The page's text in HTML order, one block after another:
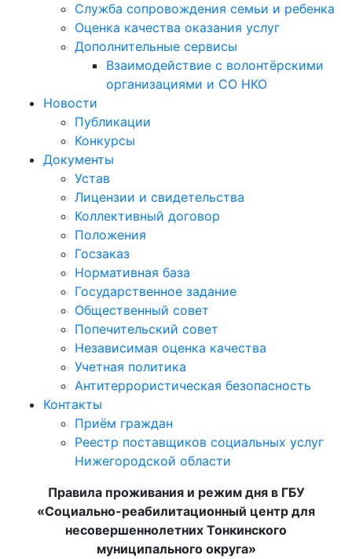
Служба сопровождения семьи и ребенка
Оценка качества оказания услуг
Дополнительные сервисы
Взаимодействие с волонтёрскими
организациями и СО НКО
Новости
Публикации
Конкурсы
Документы
Устав
Лицензии и свидетельства
Коллективный договор
Положения
Госзаказ
Нормативная база
Государственное задание
Общественный совет
Попечительский совет
Независимая оценка качества
Учетная политика
Антитеррористическая безопасность
Контакты
Приём граждан
Реестр поставщиков социальных услуг
Нижегородской области
Правила проживания и режим дня в ГБУ
«Социально-реабилитационный центр для
несовершеннолетних Тонкинского
муниципального округа»